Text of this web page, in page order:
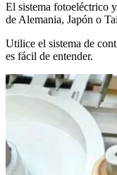
El sistema fotoeléctrico
de Alemania, Japón o
Utilice el sistema de
es fácil de entender.